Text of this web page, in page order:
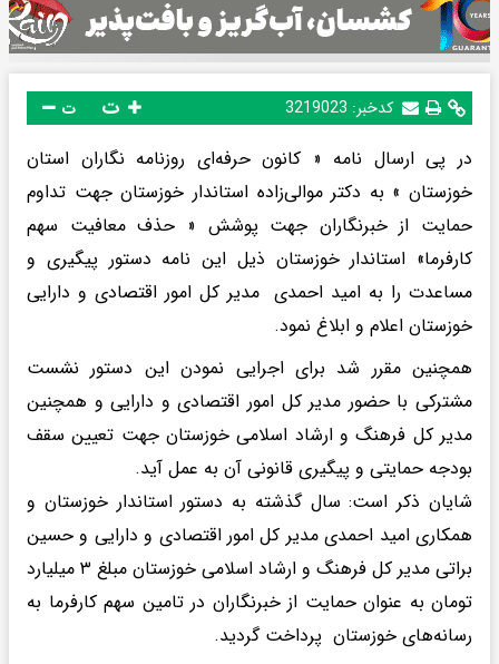
کدخبر: 3219023 ت
در پی ارسال نامه « کانون حرفه‌ای روزنامه نگاران استان
خوزستان » به دکتر موالی‌زاده استاندار خوزستان جهت تداوم
حمایت از خبرنگاران جهت پوشش « حذف معافیت سهم
کارفرما» استاندار خوزستان ذیل این نامه دستور پیگیری و
مساعدت را به امید احمدی مدیر کل امور اقتصادی و دارایی
خوزستان اعلام و ابلاغ نمود.
همچنین مقرر شد برای اجرایی نمودن این دستور نشست
مشترکی با حضور مدیر کل امور اقتصادی و دارایی و همچنین
مدیر کل فرهنگ و ارشاد اسلامی خوزستان جهت تعیین سقف
بودجه حمایتی و پیگیری قانونی آن به عمل آید.
شایان ذکر است: سال گذشته به دستور استاندار خوزستان و
همکاری امید احمدی مدیر کل امور اقتصادی و دارایی و حسین
براتی مدیر کل فرهنگ و ارشاد اسلامی خوزستان مبلغ ۳ میلیارد
تومان به عنوان حمایت از خبرنگاران در تامین سهم کارفرما به
رسانه‌های خوزستان پرداخت گردید.